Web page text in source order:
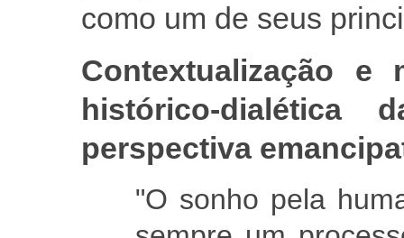
como um de seus
Contextualização e
histórico-
perspectiva
"O sonho pela